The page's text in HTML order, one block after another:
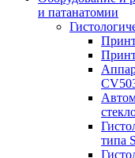
и патанатомии
типа